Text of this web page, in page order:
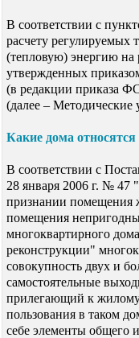
В соответствии с
расчету регулируемых
(тепловую) энергию на
утвержденных
(в редакции приказа
(далее – Методические
Какие дома
В соответствии с
28 января 2006 г. №
признании
помещения
многоквартирного
реконструкции"
совокупность двух и
самостоятельные
прилегающий к
пользования в таком
себе элементы общего